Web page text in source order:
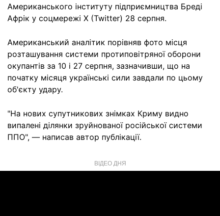
Американського інституту підприємництва Бреді
Афрік у соцмережі X (Twitter) 28 серпня.
Американський аналітик порівняв фото місця
розташування системи протиповітряної оборони
окупантів за 10 і 27 серпня, зазначивши, що на
початку місяця українські сили завдали по цьому
об'єкту удару.
"На нових супутникових знімках Криму видно
випалені ділянки зруйнованої російської системи
ППО", — написав автор публікації.
ВІДЕО ДНЯ